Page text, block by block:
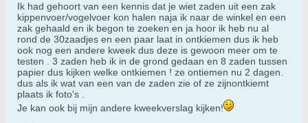
Ik had gehoort van een kennis dat je wiet zaden uit een zak
kippenvoer/vogelvoer kon halen naja ik naar de winkel en een
zak gehaald en ik begon te zoeken en ja hoor ik heb nu al
rond de 30zaadjes en een paar laat in ontkiemen dus ik heb
ook nog een andere kweek dus deze is gewoon meer om te
testen . 3 zaden heb ik in de grond gedaan en 8 zaden tussen
papier dus kijken welke ontkiemen ! ze ontiemen nu 2 dagen.
dus als ik wat van een van de zaden zie of ze zijnontkiemt
plaats ik foto's .
Je kan ook bij mijn andere kweekverslag kijken!